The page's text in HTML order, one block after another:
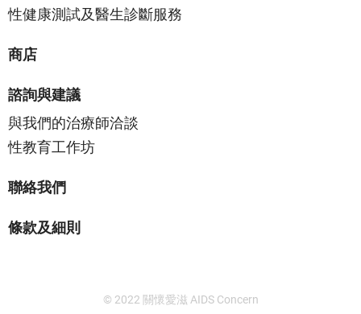
性健康測試及醫生診斷服務
商店
諮詢與建議
與我們的治療師洽談
性教育工作坊
聯絡我們
條款及細則
© 2022 關懷愛滋 AIDS Concern